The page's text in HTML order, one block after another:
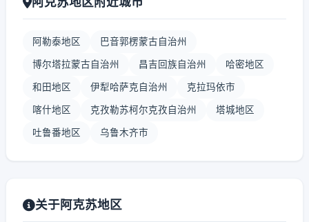
阿勒泰地区 巴音郭楞蒙古自治州
博尔塔拉蒙古自治州 昌吉回族自治州 哈密地区
和田地区 伊犁哈萨克自治州 克拉玛依市
喀什地区 克孜勒苏柯尔克孜自治州 塔城地区
吐鲁番地区 乌鲁木齐市
关于阿克苏地区